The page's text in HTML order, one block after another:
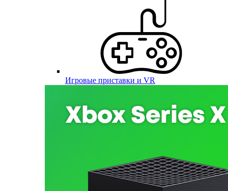
Игровые приставки и VR